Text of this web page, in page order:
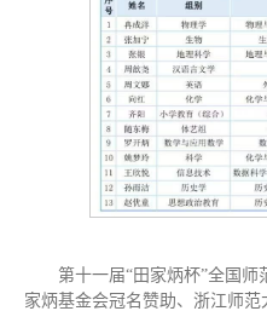
第十一届“田家炳杯”全国
家炳基金会冠名赞助、浙江师